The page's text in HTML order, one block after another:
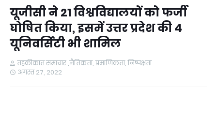
यूजीसी ने 21 विश्वविद्यालयों को फर्जी
घोषित किया, इसमें उत्तर प्रदेश की 4
यूनिवर्सिटी भी शामिल
तहकीकात समाचार ,नैतिकता, प्रमाणिकता, निष्पक्षता
अगस्त 27, 2022